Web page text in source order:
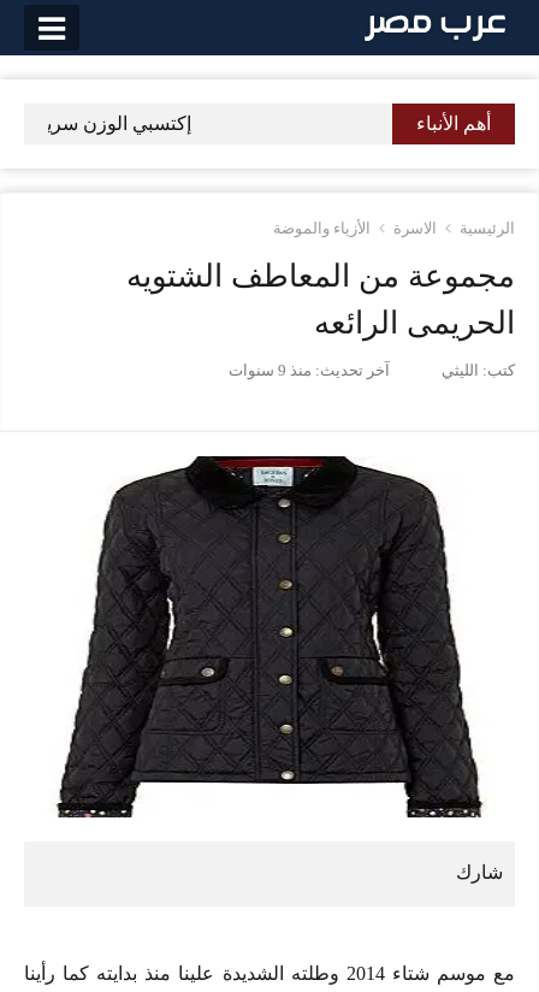
التخطي
أهم الأنباء إكتسبي الوزن سريعًا
الرئيسية الاسرة الأزياء والموضة
مجموعة من المعاطف الشتويه
الحريمى الرائعه
كتب: الليثي آخر تحديث: منذ 9 سنوات
مع موسم شتاء 2014 وطلته الشديدة علينا منذ بدايته كما رأينا